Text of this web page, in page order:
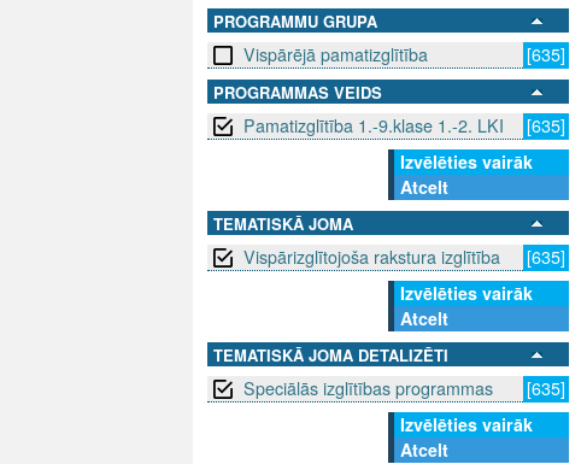
D
V
PROGRAMMU GRUPA
Vispārējā pamatizglītība [635]
PROGRAMMAS VEIDS
Pamatizglītība 1.-9.klase 1.-2. LKI
[635]
Izvēlēties vairāk
Atcelt
TEMATISKĀ JOMA
Vispārizglītojoša rakstura izglītība
[635]
Izvēlēties vairāk
Atcelt
TEMATISKĀ JOMA DETALIZĒTI
Speciālās izglītības programmas
[635]
Izvēlēties vairāk
Atcelt